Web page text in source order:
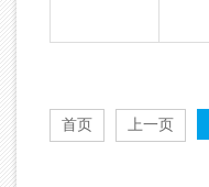
首页 上一页